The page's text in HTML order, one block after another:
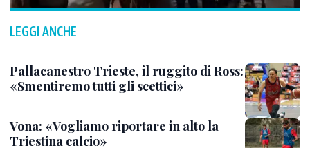
LEGGI ANCHE
Pallacanestro Trieste, il ruggito di Ross:
«Smentiremo tutti gli scettici»
Vona: «Vogliamo riportare in alto la
Triestina calcio»